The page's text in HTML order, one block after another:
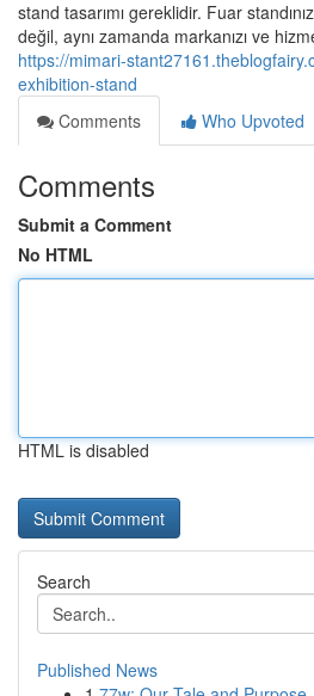
stand tasarımı gereklidir. Fuar
değil, aynı zamanda markanızı ve
https://mimari-
exhibition-stand
Comments
Who Upvoted
Comments
Submit a Comment
No HTML
HTML is disabled
Search
Published News